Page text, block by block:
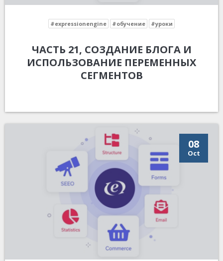
#expressionengine #обучение #уроки
ЧАСТЬ 21, СОЗДАНИЕ БЛОГА И
ИСПОЛЬЗОВАНИЕ ПЕРЕМЕННЫХ
СЕГМЕНТОВ
08
Oct